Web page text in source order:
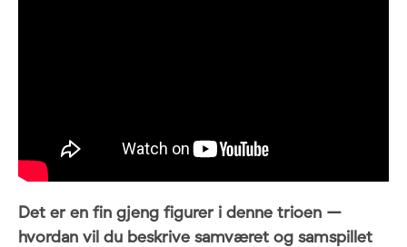
Det er en fin gjeng figurer i denne trioen –
hvordan vil du beskrive samværet og samspillet